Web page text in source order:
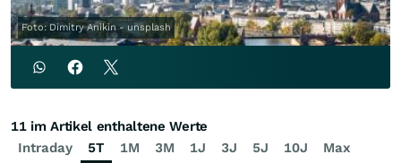
Foto: Dimitry Anikin - unsplash
Intraday 5T 1M 3M 1J 3J 5J 10J Max
11 im Artikel enthaltene Werte